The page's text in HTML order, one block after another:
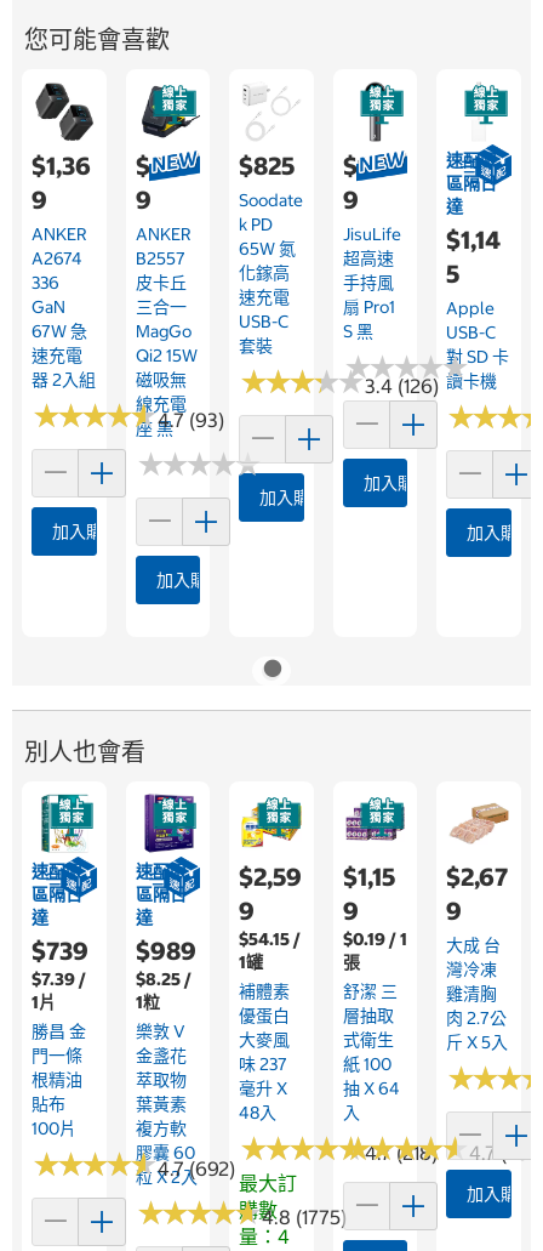
您可能會喜歡
$1,36
9
ANKER
A2674
336
GaN
67W 急
速充電
器 2入組
★★★★★
★★★★★4.7 (93)
加入購物車
$2,19
9
ANKER
B2557
皮卡丘
三合一
MagGo
Qi2 15W
磁吸無
線充電
座 黑
★★★★★
★★★★★
加入購物車
$825
Soodate
K PD
65W 氮
化鎵高
速充電
USB-C
套裝
★★★★★
★★★★★3.4 (126)
加入購物車
$1,49
9
JisuLife
超高速
手持風
扇 Pro1
S 黑
★★★★★
★★★★★
加入購物車
速配限
區隔日
達
$1,14
5
Apple
USB-C
對 SD 卡
讀卡機
★★★
★★★
加入購物
別人也會看
速配限
區隔日
達
$739
$7.39 /
1片
勝昌 金
門一條
根精油
貼布
100片
★★★★★
★★★★★4.7 (692)
速配限
區隔日
達
$989
$8.25 /
1粒
樂敦 V
金盞花
萃取物
葉黃素
複方軟
膠囊 60
粒 X 2入
★★★★★
★★★★★4.8 (1775)
$2,59
9
$54.15 /
1罐
補體素
優蛋白
大麥風
味 237
毫升 X
48入
★★★★★
★★★★★4.7 (218)
最大訂
購數
量：4
$1,15
9
$0.19 / 1
張
舒潔 三
層抽取
式衛生
紙 100
抽 X 64
入
★★★★★
★★★★★4.7
$2,67
9
大成 台
灣冷凍
雞清胸
肉 2.7公
斤 X 5入
★★★
★★★
加入購物